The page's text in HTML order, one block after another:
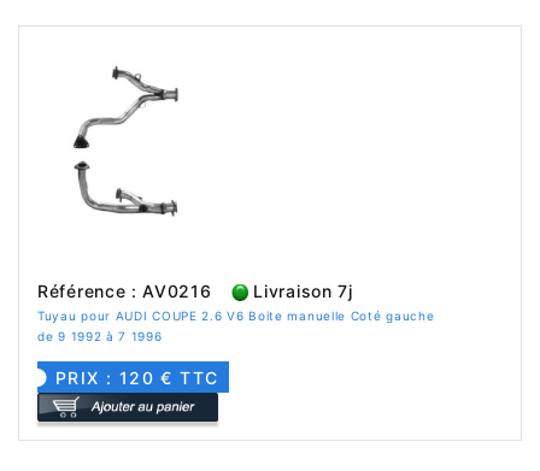
Référence : AV0216 Livraison 7j
Tuyau pour AUDI COUPE 2.6 V6 Boite manuelle Coté gauche
de 9 1992 à 7 1996
PRIX : 120 € TTC